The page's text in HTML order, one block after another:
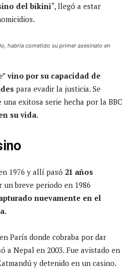
del bikini“, llegó a estar
habría cometido su primer asesinato en
vino por su capacidad de
para evadir la justicia. Se
exitosa serie hecha por la BBC
su vida.
1976 y allí pasó 21 años
un breve periodo en 1986
nuevamente en el
París donde cobraba por dar
a Nepal en 2003. Fue avistado en
y detenido en un casino.